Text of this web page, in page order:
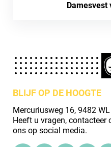
Damesvest
BLIJF OP DE HOOGTE
Mercuriusweg 16, 9482
Heeft u vragen, contacteer
ons op social media.